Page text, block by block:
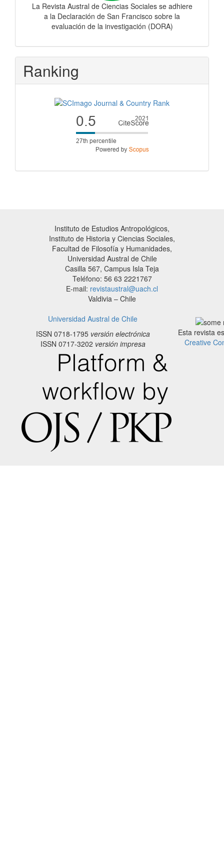
La Revista Austral de Ciencias Sociales se adhiere
a la Declaración de San Francisco sobre la
evaluación de la investigación (DORA)
Ranking
Instituto de Estudios Antropológicos,
Instituto de Historia y Ciencias Sociales,
Facultad de Filosofía y Humanidades,
Universidad Austral de Chile
Casilla 567, Campus Isla Teja
Teléfono: 56 63 2221767
E-mail: revistaustral@uach.cl
Valdivia – Chile
Universidad Austral de Chile
ISSN 0718-1795versión electrónica
ISSN 0717-3202 versión impresa
Esta revista
Creative